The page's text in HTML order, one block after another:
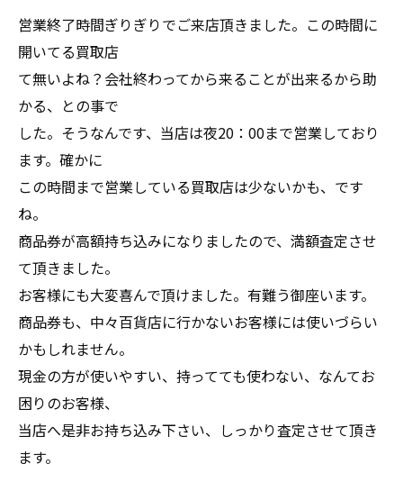
営業終了時間ぎりぎりでご来店頂きました。この時間に
開いてる買取店
て無いよね？会社終わってから来ることが出来るから助
かる、との事で
した。そうなんです、当店は夜20：00まで営業しており
ます。確かに
この時間まで営業している買取店は少ないかも、です
ね。
商品券が高額持ち込みになりましたので、満額査定させ
て頂きました。
お客様にも大変喜んで頂けました。有難う御座います。
商品券も、中々百貨店に行かないお客様には使いづらい
かもしれません。
現金の方が使いやすい、持ってても使わない、なんてお
困りのお客様、
当店へ是非お持ち込み下さい、しっかり査定させて頂き
ます。